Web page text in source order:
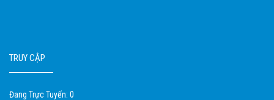
TRUY CẬP
Đang Trực Tuyến: 0